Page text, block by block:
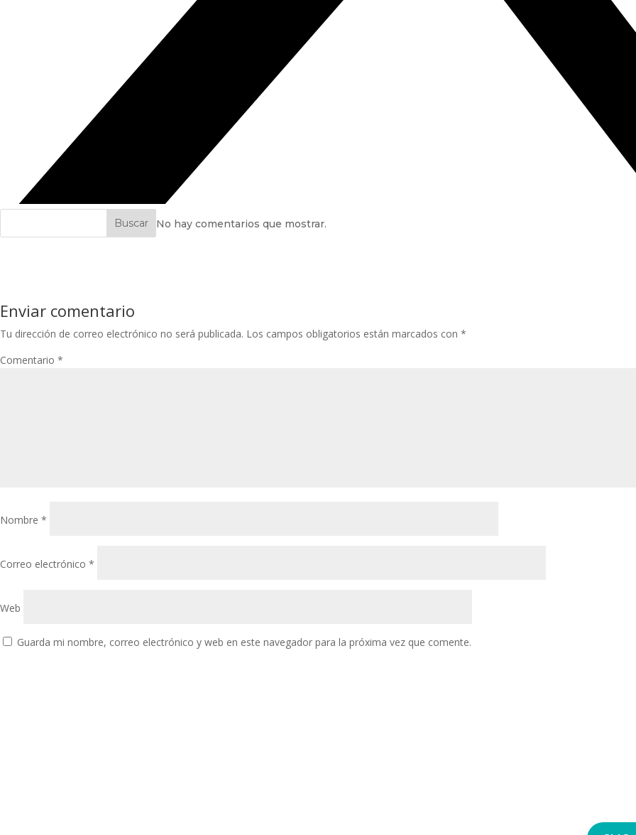
Buscar No hay comentarios que mostrar.
Enviar comentario
Tu dirección de correo electrónico no será publicada. Los campos obligatorios están marcados con *
Comentario *
Nombre *
Correo electrónico *
Web
Guarda mi nombre, correo electrónico y web en este navegador para la próxima vez que comente.